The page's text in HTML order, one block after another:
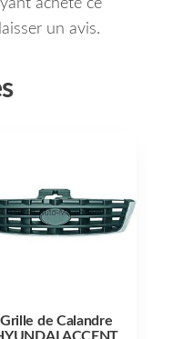
acheté ce
un avis.
Grille de Calandre